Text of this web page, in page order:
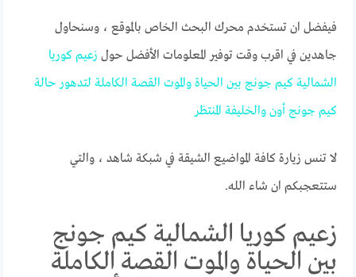
فيفضل ان تستخدم محرك البحث الخاص بالموقع ، وسنحاول
جاهدين في اقرب وقت توفير المعلومات الأفضل حول زعيم كوريا
الشمالية كيم جونج بين الحياة والموت القصة الكاملة لتدهور حالة
كيم جونج أون والخليفة المنتظر
لا تنس زيارة كافة المواضيع الشيقة في شبكة شاهد ، والتي
ستتعجبكم ان شاء الله.
زعيم كوريا الشمالية كيم جونج
بين الحياة والموت القصة الكاملة